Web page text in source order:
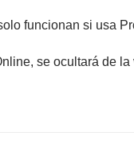
funcionan si usa
se ocultará de